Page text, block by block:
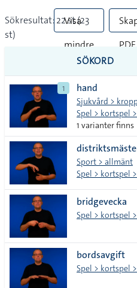
Sökresultat: 22 st (23
st)
Visa
mindre
tecken
PDF
SÖKORD
1 hand
Sjukvård >
Spel > kortspel
1 varianter finns
Sport > allmänt
Spel > kortspel
bridgevecka
Spel > kortspel
bordsavgift
Spel > kortspel